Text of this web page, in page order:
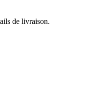
de livraison.